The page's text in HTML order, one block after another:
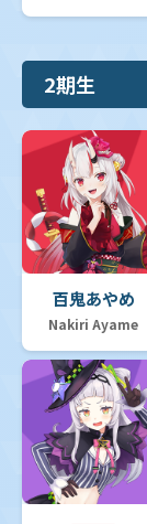
2期生
百鬼あやめ
Nakiri Ayame